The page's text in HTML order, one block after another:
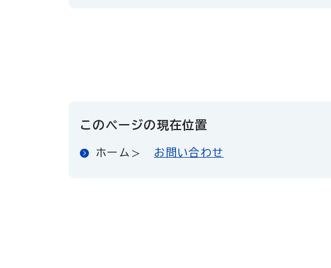
このページの現在位置
ホーム お問い合わせ